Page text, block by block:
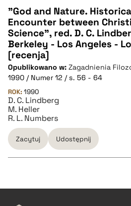
CZYSTY TEKST
pobierz cytat
BIBTEX
pobierz cytat
"God and Nature.
Encounter between
Science", red. D. C.
Berkeley - Los Angeles -
[recenja]
Opublikowano w: Zagadnienia
1990 / Numer 12 / s. 56 - 64
ROK: 1990
D. C. Lindberg
M. Heller
R. L. Numbers
Zacytuj Udostępnij
CZYSTY TEKST